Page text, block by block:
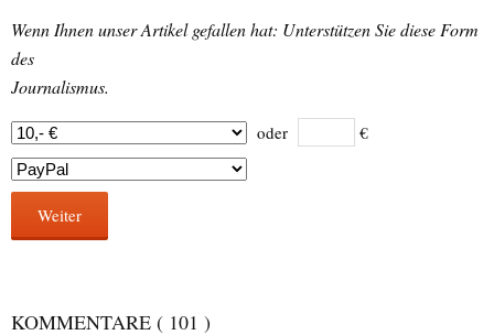
Wenn Ihnen unser Artikel gefallen hat: Unterstützen Sie diese Form
des
Journalismus.
oder €
Weiter
KOMMENTARE ( 101 )